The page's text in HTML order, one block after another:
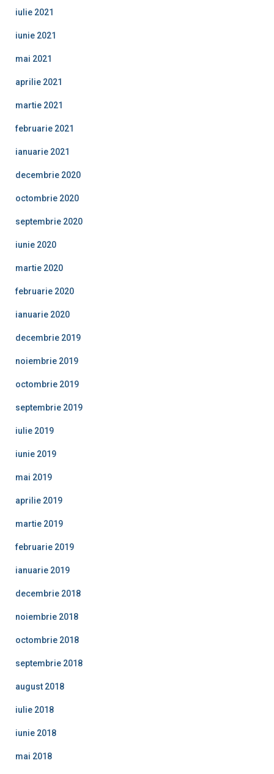
iulie 2021
iunie 2021
mai 2021
aprilie 2021
martie 2021
februarie 2021
ianuarie 2021
decembrie 2020
octombrie 2020
septembrie 2020
iunie 2020
martie 2020
februarie 2020
ianuarie 2020
decembrie 2019
noiembrie 2019
octombrie 2019
septembrie 2019
iulie 2019
iunie 2019
mai 2019
aprilie 2019
martie 2019
februarie 2019
ianuarie 2019
decembrie 2018
noiembrie 2018
octombrie 2018
septembrie 2018
august 2018
iulie 2018
iunie 2018
mai 2018